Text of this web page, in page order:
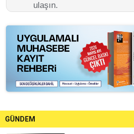
ulaşın.
GÜNDEM